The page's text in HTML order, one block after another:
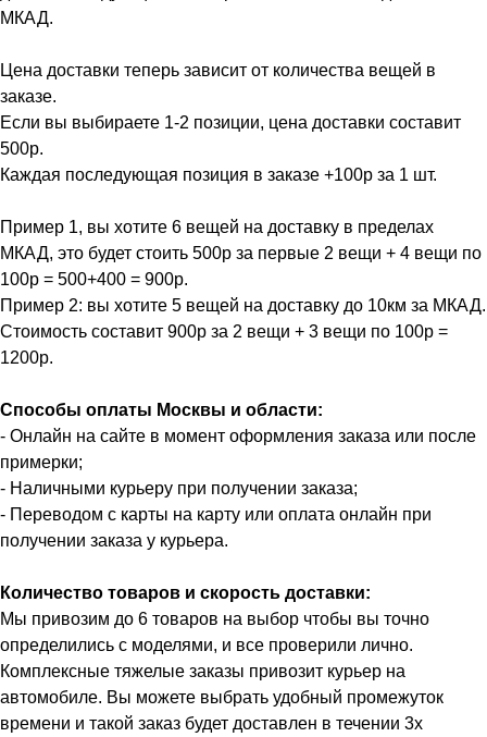
МКАД.
Цена доставки теперь зависит от количества вещей в
заказе.
Если вы выбираете 1-2 позиции, цена доставки составит
500р.
Каждая последующая позиция в заказе +100р за 1 шт.
Пример 1, вы хотите 6 вещей на доставку в пределах
МКАД, это будет стоить 500р за первые 2 вещи + 4 вещи по
100р = 500+400 = 900р.
Пример 2: вы хотите 5 вещей на доставку до 10км за МКАД.
Стоимость составит 900р за 2 вещи + 3 вещи по 100р =
1200р.
Способы оплаты Москвы и области:
- Онлайн на сайте в момент оформления заказа или после
примерки;
- Наличными курьеру при получении заказа;
- Переводом с карты на карту или оплата онлайн при
получении заказа у курьера.
Количество товаров и скорость доставки:
Мы привозим до 6 товаров на выбор чтобы вы точно
определились с моделями, и все проверили лично.
Комплексные тяжелые заказы привозит курьер на
автомобиле. Вы можете выбрать удобный промежуток
времени и такой заказ будет доставлен в течении 3х